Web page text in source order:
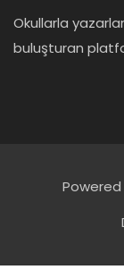
Okullarla
buluşturan